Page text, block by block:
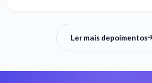
Ler mais depoimentos